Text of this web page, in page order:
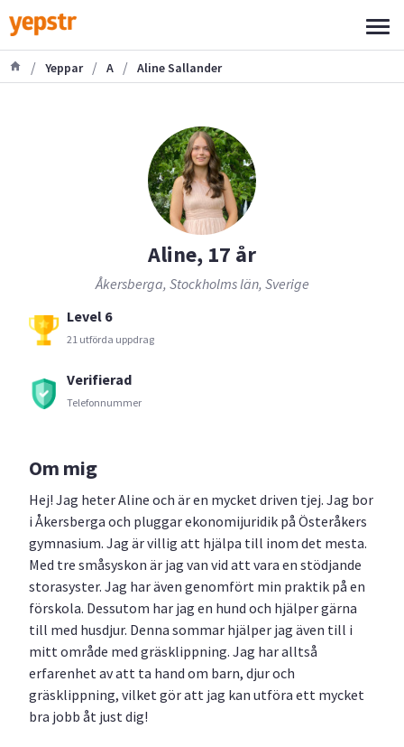
/ Yeppar / A / Aline Sallander
Aline, 17 år
Åkersberga, Stockholms län, Sverige
Level 6
21 utförda uppdrag
Verifierad
Telefonnummer
Om mig
Hej! Jag heter Aline och är en mycket driven tjej. Jag bor
i Åkersberga och pluggar ekonomijuridik på Österåkers
gymnasium. Jag är villig att hjälpa till inom det mesta.
Med tre småsyskon är jag van vid att vara en stödjande
storasyster. Jag har även genomfört min praktik på en
förskola. Dessutom har jag en hund och hjälper gärna
till med husdjur. Denna sommar hjälper jag även till i
mitt område med gräsklippning. Jag har alltså
erfarenhet av att ta hand om barn, djur och
gräsklippning, vilket gör att jag kan utföra ett mycket
bra jobb åt just dig!